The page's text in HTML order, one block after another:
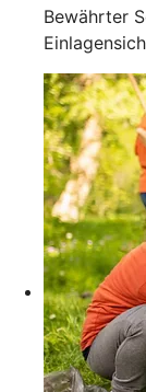
Bewährter